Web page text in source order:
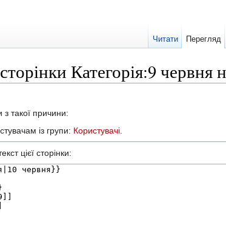
Категорія:9 червня
з такої причини:
із групи: Користувачі
цієї сторінки:
Читати Перегляд